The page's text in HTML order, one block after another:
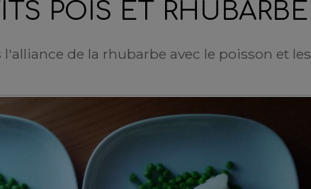
POIS ET RHUBARBE
de la rhubarbe avec le poisson et les